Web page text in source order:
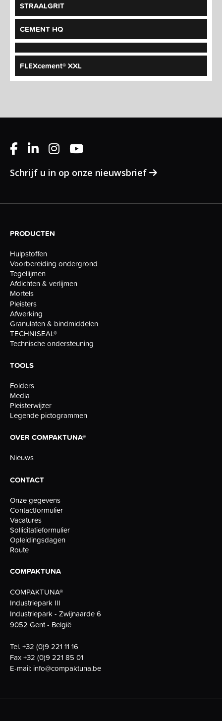
STRAALGRIT
CEMENT HQ
FLEXcement® XXL
Schrijf u in op onze nieuwsbrief
PRODUCTEN
Hulpstoffen
Voorbereiding ondergrond
Tegellijmen
Afdichten & verlijmen
Mortels
Pleisters
Afwerking
Granulaten & bindmiddelen
TECHNISEAL®
Technische ondersteuning
TOOLS
Folders
Media
Pleisterwijzer
Legende pictogrammen
OVER COMPAKTUNA®
Nieuws
CONTACT
Onze gegevens
Contactformulier
Vacatures
Sollicitatieformulier
Opleidingsdagen
Route
COMPAKTUNA
COMPAKTUNA®
Industriepark III
Industriepark - Zwijnaarde 6
9052 Gent - België
Tel.+32 (0)9 221 11 16
Fax+32 (0)9 221 85 01
E-mail: info@compaktuna.be